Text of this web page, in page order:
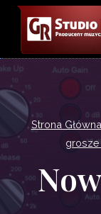
Przejdź
treści
Strona Główna
grosze